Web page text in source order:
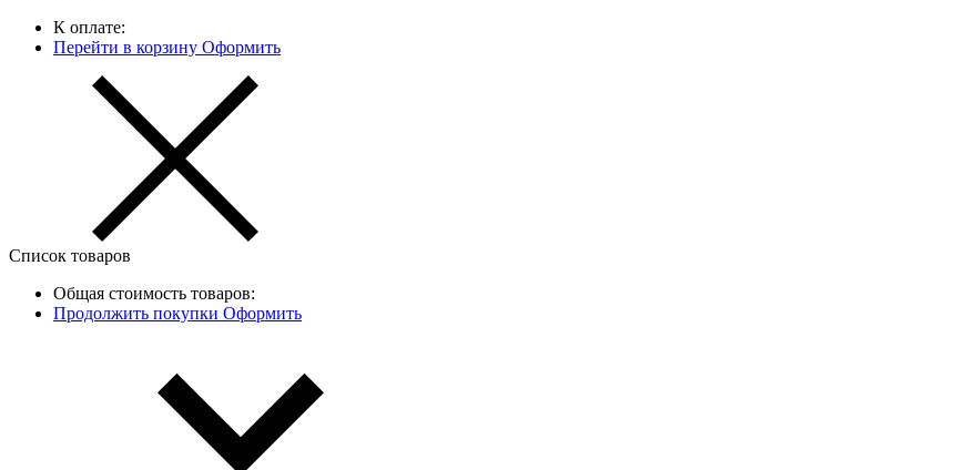
К оплате:
Перейти в корзину Оформить
Список товаров
Общая стоимость товаров:
Продолжить покупки Оформить